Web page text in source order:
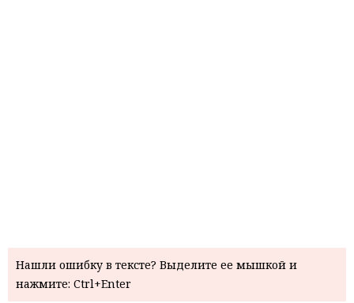
Нашли ошибку в тексте? Выделите ее мышкой и
нажмите: Ctrl+Enter